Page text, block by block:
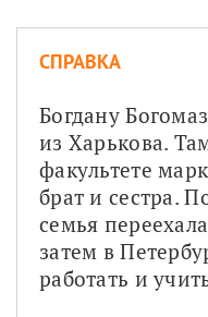
СПРАВКА
Богдану
из Харькова.
факультете
брат и сестра.
семья
затем в
работать и